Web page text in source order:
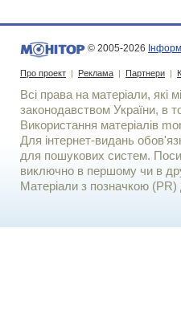
© 2005-2026
Про проект | Реклама | Партнери |
Всі права на матеріали, які
законодавством України, в
Використання матерiалiв
Для iнтернет-видань
для пошукових систем.
виключно в першому чи в
Матеріали з позначкою